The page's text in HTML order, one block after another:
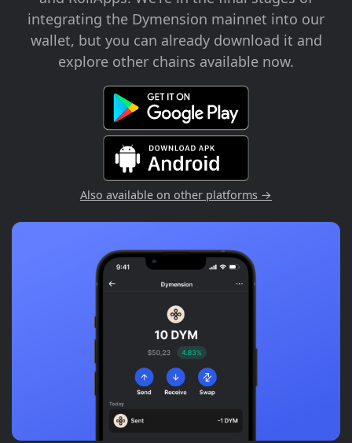
integrating the Dymension mainnet into our
wallet, but you can already download it and
explore other chains available now.
Also available on other platforms →